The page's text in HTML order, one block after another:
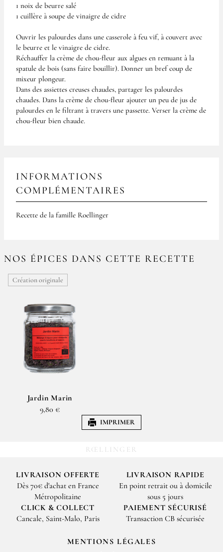
1 noix de beurre salé
1 cuillère à soupe de vinaigre de cidre
Ouvrir les palourdes dans une casserole à feu vif, à couvert avec
le beurre et le vinaigre de cidre.
Réchauffer la crème de chou-fleur aux algues en remuant à la
spatule de bois (sans faire bouillir). Donner un bref coup de
mixeur plongeur.
Dans des assiettes creuses chaudes, partager les palourdes
chaudes. Dans la crème de chou-fleur ajouter un peu de jus de
palourdes en le filtrant à travers une passette. Verser la crème de
chou-fleur bien chaude.
INFORMATIONS
COMPLÉMENTAIRES
Recette de la famille Roellinger
NOS ÉPICES DANS CETTE RECETTE
Création originale
Jardin Marin
9,80 €
IMPRIMER
RŒLLINGER
LIVRAISON OFFERTE
Dès 70€ d'achat en France
Métropolitaine
LIVRAISON RAPIDE
En point retrait ou à domicile
sous 5 jours
CLICK & COLLECT
Cancale, Saint-Malo, Paris
PAIEMENT SÉCURISÉ
Transaction CB sécurisée
MENTIONS LÉGALES